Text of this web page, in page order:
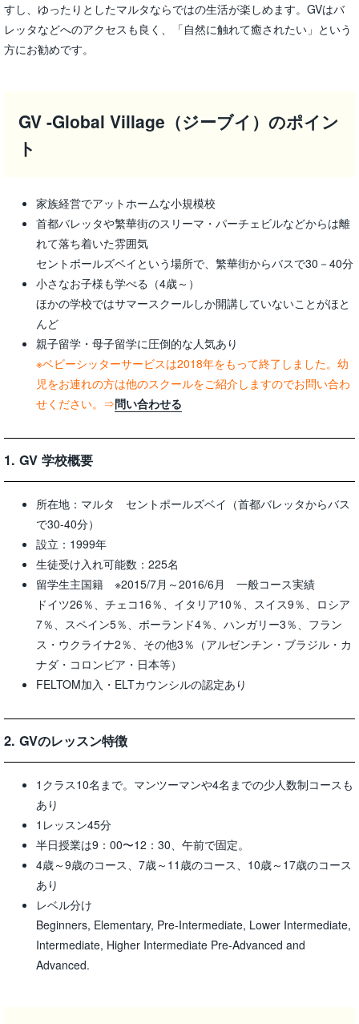
すし、ゆったりとしたマルタならではの生活が楽しめます。GVはバ
レッタなどへのアクセスも良く、「自然に触れて癒されたい」という
方にお勧めです。
GV -Global Village（ジーブイ）のポイン
ト
家族経営でアットホームな小規模校
首都バレッタや繁華街のスリーマ・パーチェビルなどからは離
れて落ち着いた雰囲気
セントポールズベイという場所で、繁華街からバスで30－40分
小さなお子様も学べる（4歳～）
ほかの学校ではサマースクールしか開講していないことがほと
んど
親子留学・母子留学に圧倒的な人気あり
※ベビーシッターサービスは2018年をもって終了しました。幼
児をお連れの方は他のスクールをご紹介しますのでお問い合わ
せください。⇒問い合わせる
1. GV 学校概要
所在地：マルタ セントポールズベイ（首都バレッタからバス
で30-40分）
設立：1999年
生徒受け入れ可能数：225名
留学生主国籍 ※2015/7月～2016/6月 一般コース実績
ドイツ26％、チェコ16％、イタリア10％、スイス9％、ロシア
7％、スペイン5％、ポーランド4％、ハンガリー3％、フラン
ス・ウクライナ2％、その他3％（アルゼンチン・ブラジル・カ
ナダ・コロンビア・日本等）
FELTOM加入・ELTカウンシルの認定あり
2. GVのレッスン特徴
1クラス10名まで。マンツーマンや4名までの少人数制コースも
あり
1レッスン45分
半日授業は9：00〜12：30、午前で固定。
4歳～9歳のコース、7歳～11歳のコース、10歳～17歳のコース
あり
レベル分け
Beginners, Elementary, Pre-Intermediate, Lower Intermediate,
Intermediate, Higher Intermediate Pre-Advanced and
Advanced.